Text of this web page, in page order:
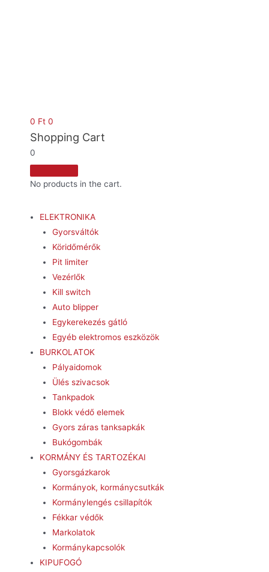
0 Ft 0
Shopping Cart
0
No products in the cart.
ELEKTRONIKA
Gyorsváltók
Köridőmérők
Pit limiter
Vezérlők
Kill switch
Auto blipper
Egykerekezés gátló
Egyéb elektromos eszközök
BURKOLATOK
Pályaidomok
Ülés szivacsok
Tankpadok
Blokk védő elemek
Gyors záras tanksapkák
Bukógombák
KORMÁNY ÉS TARTOZÉKAI
Gyorsgázkarok
Kormányok, kormánycsutkák
Kormánylengés csillapítók
Fékkar védők
Markolatok
Kormánykapcsolók
KIPUFOGÓ